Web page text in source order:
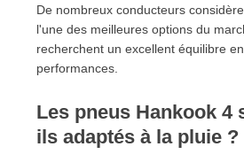
De nombreux conducteurs
l'une des meilleures options du
recherchent un excellent équilibre
performances.
Les pneus Hankook 4
ils adaptés à la pluie ?